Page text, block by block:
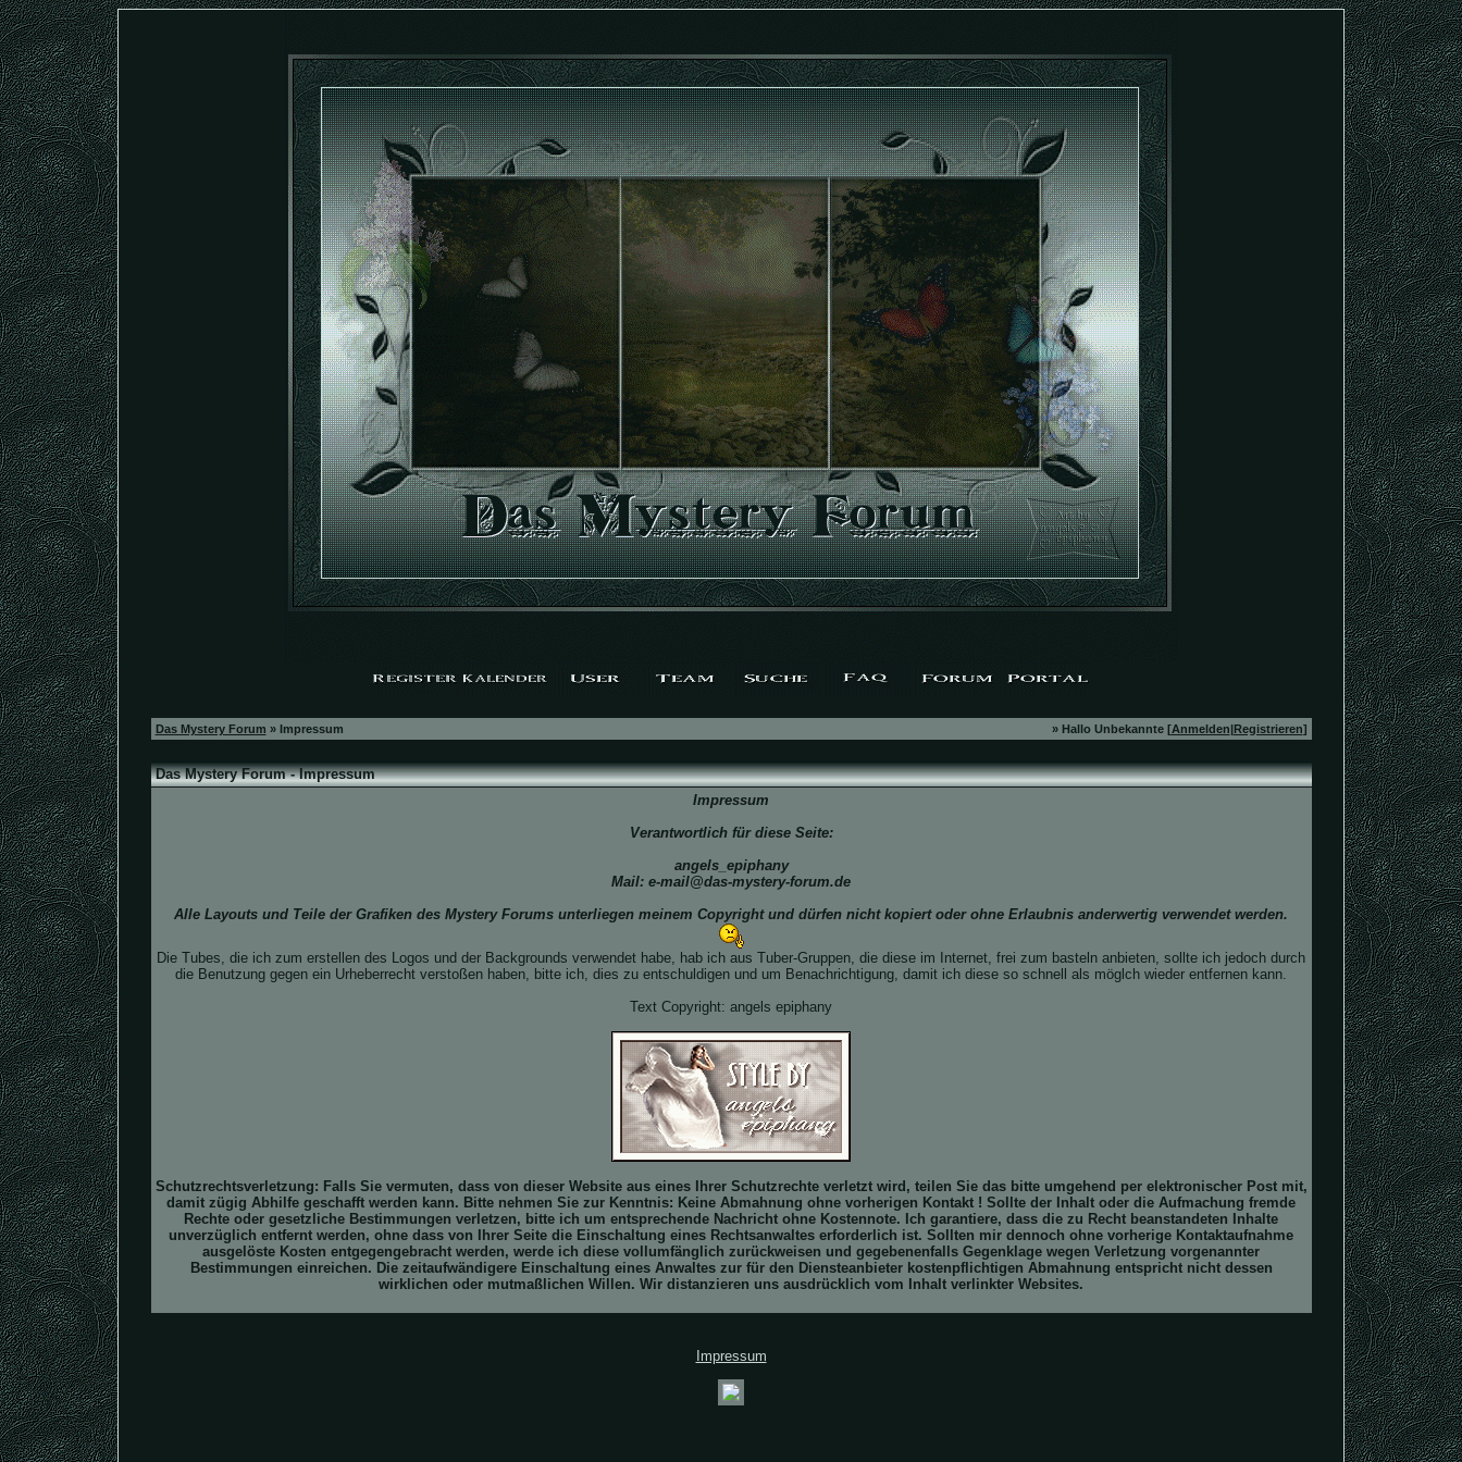
Das Mystery Forum » Impressum » Hallo Unbekannte [Anmelden|Registrieren]
Das Mystery Forum - Impressum
Impressum
Verantwortlich für diese Seite:
angels_epiphany
Mail: e-mail@das-mystery-forum.de
Alle Layouts und Teile der Grafiken des Mystery Forums unterliegen meinem Copyright und dürfen nicht kopiert oder ohne Erlaubnis anderwertig verwendet werden.
Die Tubes, die ich zum erstellen des Logos und der Backgrounds verwendet habe, hab ich aus Tuber-Gruppen, die diese im Internet, frei zum basteln anbieten, sollte ich jedoch durch
die Benutzung gegen ein Urheberrecht verstoßen haben, bitte ich, dies zu entschuldigen und um Benachrichtigung, damit ich diese so schnell als möglch wieder entfernen kann.
Text Copyright: angels epiphany
Schutzrechtsverletzung: Falls Sie vermuten, dass von dieser Website aus eines Ihrer Schutzrechte verletzt wird, teilen Sie das bitte umgehend per elektronischer Post mit,
damit zügig Abhilfe geschafft werden kann. Bitte nehmen Sie zur Kenntnis: Keine Abmahnung ohne vorherigen Kontakt ! Sollte der Inhalt oder die Aufmachung fremde
Rechte oder gesetzliche Bestimmungen verletzen, bitte ich um entsprechende Nachricht ohne Kostennote. Ich garantiere, dass die zu Recht beanstandeten Inhalte
unverzüglich entfernt werden, ohne dass von Ihrer Seite die Einschaltung eines Rechtsanwaltes erforderlich ist. Sollten mir dennoch ohne vorherige Kontaktaufnahme
ausgelöste Kosten entgegengebracht werden, werde ich diese vollumfänglich zurückweisen und gegebenenfalls Gegenklage wegen Verletzung vorgenannter
Bestimmungen einreichen. Die zeitaufwändigere Einschaltung eines Anwaltes zur für den Diensteanbieter kostenpflichtigen Abmahnung entspricht nicht dessen
wirklichen oder mutmaßlichen Willen. Wir distanzieren uns ausdrücklich vom Inhalt verlinkter Websites.
Impressum